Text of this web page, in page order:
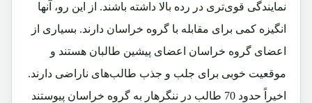
نمایندگی قوی‌تری در رده‌ بالا داشته باشند. از این رو، آنها
انگیزه کمی برای مقابله با گروه خراسان دارند. بسیاری از
اعضای گروه خراسان اعضای پیشین طالبان هستند و
موقعیت خوبی برای جلب و جذب طالب‌های ناراضی دارند.
اخیراً حدود 70 طالب در ننگرهار به گروه خراسان پیوستند